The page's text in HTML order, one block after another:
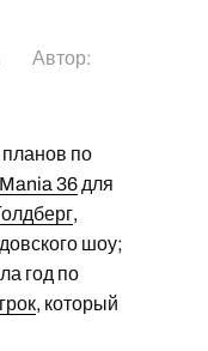
Автор:
по
36для
,
шоу;
год по
, который